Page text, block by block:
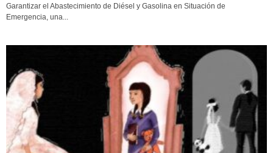
Garantizar el Abastecimiento de Diésel y Gasolina en Situación de
Emergencia, una...